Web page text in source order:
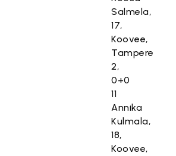
Salmela,
17,
Koovee,
Tampere
2,
0+0
11
Annika
Kulmala,
18,
Koovee,